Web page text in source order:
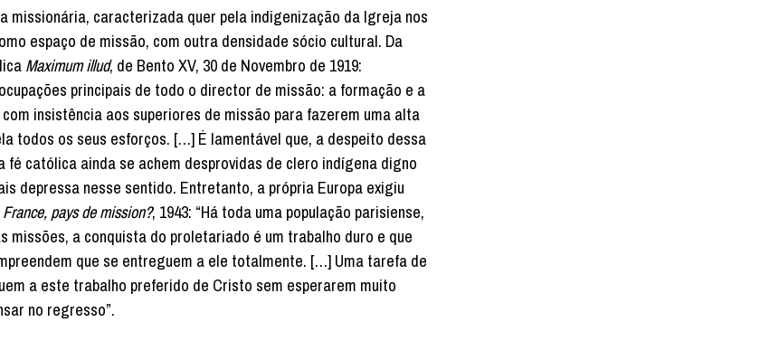
missionária, caracterizada quer pela indigenização da Igreja nos
espaço de missão, com outra densidade sócio cultural. Da
Maximum illud, de Bento XV, 30 de Novembro de 1919:
principais de todo o director de missão: a formação e a
insistência aos superiores de missão para fazerem uma alta
todos os seus esforços. […] É lamentável que, a despeito dessa
católica ainda se achem desprovidas de clero indígena digno
depressa nesse sentido. Entretanto, a própria Europa exigiu
, pays de mission?, 1943: “Há toda uma população parisiense,
a conquista do proletariado é um trabalho duro e que
que se entreguem a ele totalmente. […] Uma tarefa de
a este trabalho preferido de Cristo sem esperarem muito
no regresso”.